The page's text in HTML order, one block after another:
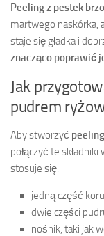
Peeling z pestek
martwego naskórka,
staje się gładka i
znacząco poprawić
Jak
pudrem
Aby stworzyć
połączyć te
stosuje się:
jedną część
dwie części
nośnik, taki jak